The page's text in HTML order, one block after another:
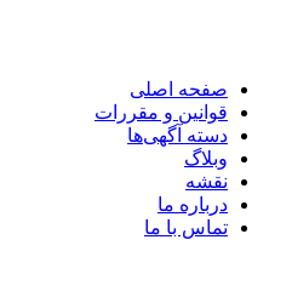
صفحه اصلی
قوانین و مقررات
دسته آگهی‌ها
وبلاگ
نقشه
درباره ما
تماس با ما